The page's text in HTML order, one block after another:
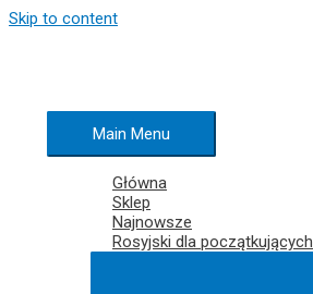
Skip to content
Main Menu
Główna
Sklep
Najnowsze
Rosyjski dla początkujących